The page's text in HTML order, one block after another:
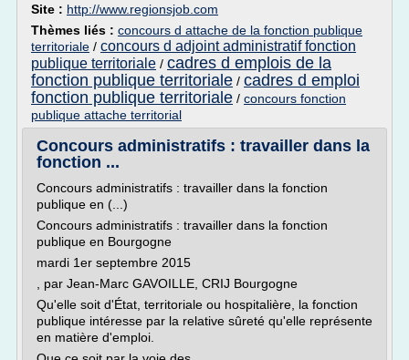
Site : http://www.regionsjob.com
Thèmes liés : concours d attache de la fonction publique
territoriale / concours d adjoint administratif fonction
publique territoriale / cadres d emplois de la
fonction publique territoriale / cadres d emploi
fonction publique territoriale / concours fonction
publique attache territorial
Concours administratifs : travailler dans la
fonction ...
Concours administratifs : travailler dans la fonction
publique en (...)
Concours administratifs : travailler dans la fonction
publique en Bourgogne
mardi 1er septembre 2015
, par Jean-Marc GAVOILLE, CRIJ Bourgogne
Qu'elle soit d'État, territoriale ou hospitalière, la fonction
publique intéresse par la relative sûreté qu'elle représente
en matière d'emploi.